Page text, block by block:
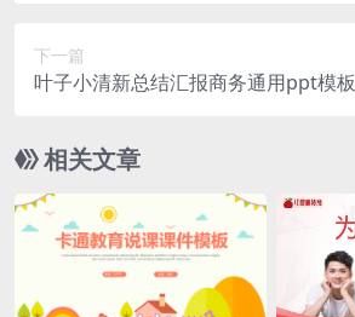
下一篇
叶子小清新总结汇报商务通用ppt模板
相关文章